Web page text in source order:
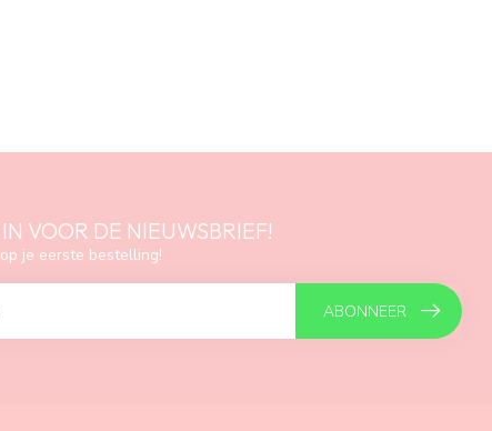
VOOR DE NIEUWSBRIEF!
je eerste bestelling!
ABONNEER